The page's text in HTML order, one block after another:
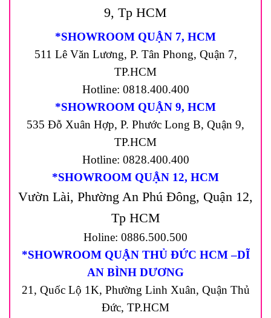
9, Tp HCM
*SHOWROOM QUẬN 7, HCM
511 Lê Văn Lương, P. Tân Phong, Quận 7,
TP.HCM
Hotline: 0818.400.400
*SHOWROOM QUẬN 9, HCM
535 Đỗ Xuân Hợp, P. Phước Long B, Quận 9,
TP.HCM
Hotline: 0828.400.400
*SHOWROOM QUẬN 12, HCM
Vườn Lài, Phường An Phú Đông, Quận 12,
Tp HCM
Holine: 0886.500.500
*SHOWROOM QUẬN THỦ ĐỨC HCM –DĨ
AN BÌNH DƯƠNG
21, Quốc Lộ 1K, Phường Linh Xuân, Quận Thủ
Đức, TP.HCM